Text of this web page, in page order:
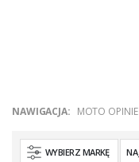
NAWIGACJA: MOTO OPINIE
WYBIERZ MARKĘ